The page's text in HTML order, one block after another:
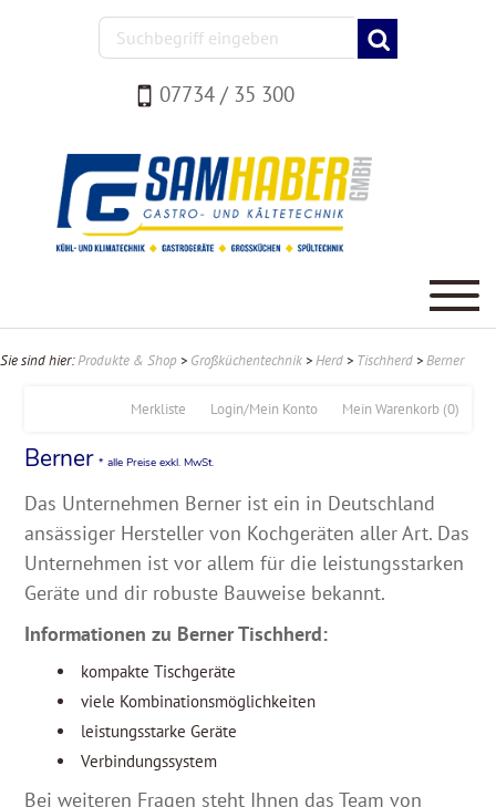
07734 / 35 300
Sie sind hier:Produkte & Shop > Großküchentechnik >Herd > Tischherd >Berner
Mein Warenkorb (0)
Login/Mein Konto
Merkliste
Berner * alle Preise exkl. MwSt.
Das Unternehmen Berner ist ein in Deutschland
ansässiger Hersteller von Kochgeräten aller Art. Das
Unternehmen ist vor allem für die leistungsstarken
Geräte und dir robuste Bauweise bekannt.
Informationen zu Berner Tischherd:
kompakte Tischgeräte
viele Kombinationsmöglichkeiten
leistungsstarke Geräte
Verbindungssystem
Bei weiteren Fragen steht Ihnen das Team von